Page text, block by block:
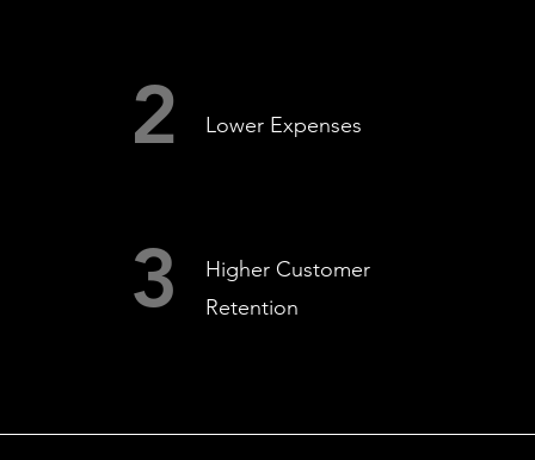
2
Lower Expenses
3
Higher Customer
Retention